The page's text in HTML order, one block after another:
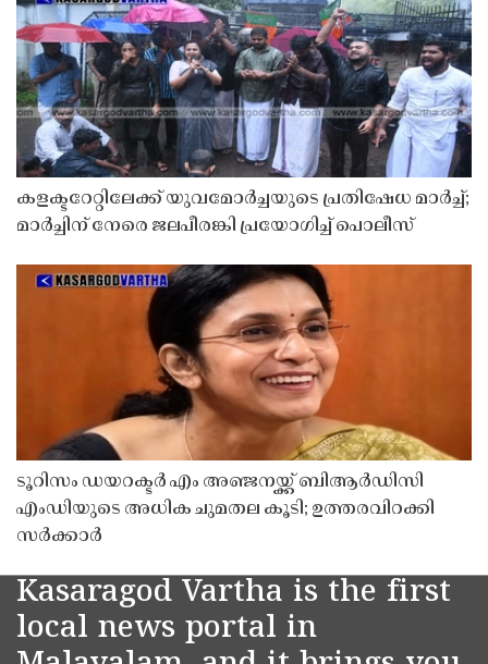
കളക്ടറേറ്റിലേക്ക് യുവമോർച്ചയുടെ പ്രതിഷേധ മാർച്ച്;
മാർച്ചിന് നേരെ ജലപീരങ്കി പ്രയോഗിച്ച് പൊലീസ്
ടൂറിസം ഡയറക്ടർ എം അഞ്ജനയ്ക്ക് ബിആർഡിസി
എംഡിയുടെ അധിക ചുമതല കൂടി; ഉത്തരവിറക്കി
സർക്കാർ
Kasaragod Vartha is the first
local news portal in